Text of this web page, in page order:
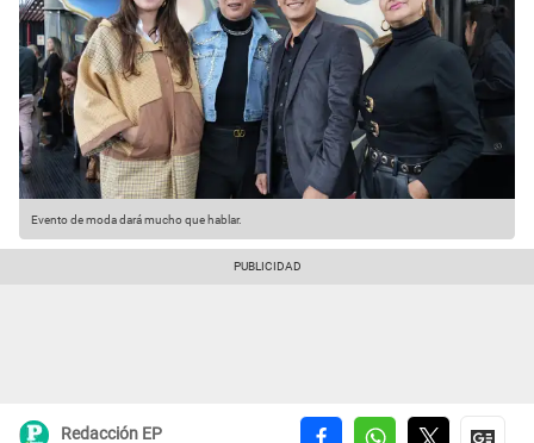
Evento de moda dará mucho que hablar.
Redacción EP